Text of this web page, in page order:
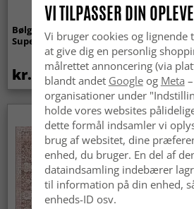
Bølget ryatæppe - Aranga
Super Soft Fur (beige)
kr.369
Arlo
VI TILPASSER DIN
Vi bruger cookies og lignende
at give dig en personlig
målrettet annoncering (via
blandt andet Googleog Meta
organisationer under
holde vores websites
dette formål indsamler vi
brug af websitet, dine
enhed, du bruger. En del af
dataindsamling indebærer
til information på din enhed,
enheds-ID osv.